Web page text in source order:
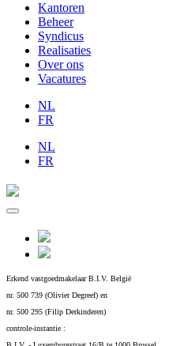
Kantoren
Beheer
Syndicus
Realisaties
Over ons
Vacatures
NL
FR
NL
FR
Erkend vastgoedmakelaar B.I.V. België
nr. 500 739 (Olivier Degreef) en
nr. 500 295 (Filip Derkinderen)
controle-instantie :